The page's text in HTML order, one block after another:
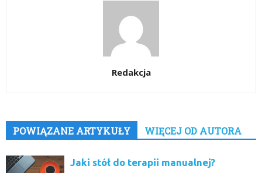
Redakcja
POWIĄZANE ARTYKUŁY WIĘCEJ OD AUTORA
Jaki stół do terapii manualnej?